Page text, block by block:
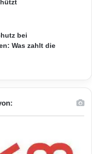
bei
Was zahlt die